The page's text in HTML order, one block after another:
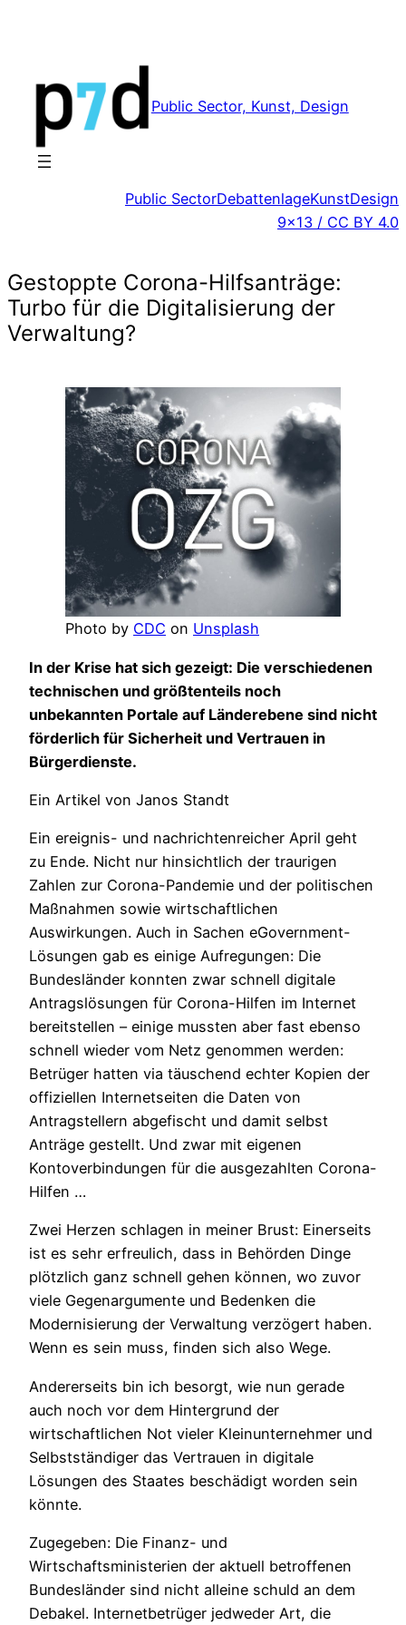
Public Sector, Kunst, Design
Public SectorDebattenlageKunstDesign
9×13 / CC BY 4.0
Gestoppte Corona-Hilfsanträge:
Turbo für die Digitalisierung der
Verwaltung?
Photo by CDC on Unsplash
In der Krise hat sich gezeigt: Die verschiedenen
technischen und größtenteils noch
unbekannten Portale auf Länderebene sind nicht
förderlich für Sicherheit und Vertrauen in
Bürgerdienste.
Ein Artikel von Janos Standt
Ein ereignis- und nachrichtenreicher April geht
zu Ende. Nicht nur hinsichtlich der traurigen
Zahlen zur Corona-Pandemie und der politischen
Maßnahmen sowie wirtschaftlichen
Auswirkungen. Auch in Sachen eGovernment-
Lösungen gab es einige Aufregungen: Die
Bundesländer konnten zwar schnell digitale
Antragslösungen für Corona-Hilfen im Internet
bereitstellen – einige mussten aber fast ebenso
schnell wieder vom Netz genommen werden:
Betrüger hatten via täuschend echter Kopien der
offiziellen Internetseiten die Daten von
Antragstellern abgefischt und damit selbst
Anträge gestellt. Und zwar mit eigenen
Kontoverbindungen für die ausgezahlten Corona-
Hilfen …
Zwei Herzen schlagen in meiner Brust: Einerseits
ist es sehr erfreulich, dass in Behörden Dinge
plötzlich ganz schnell gehen können, wo zuvor
viele Gegenargumente und Bedenken die
Modernisierung der Verwaltung verzögert haben.
Wenn es sein muss, finden sich also Wege.
Andererseits bin ich besorgt, wie nun gerade
auch noch vor dem Hintergrund der
wirtschaftlichen Not vieler Kleinunternehmer und
Selbstständiger das Vertrauen in digitale
Lösungen des Staates beschädigt worden sein
könnte.
Zugegeben: Die Finanz- und
Wirtschaftsministerien der aktuell betroffenen
Bundesländer sind nicht alleine schuld an dem
Debakel. Internetbetrüger jedweder Art, die